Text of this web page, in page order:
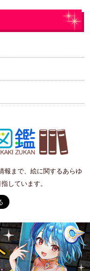
報まで、絵に関するあらゆ
しています。